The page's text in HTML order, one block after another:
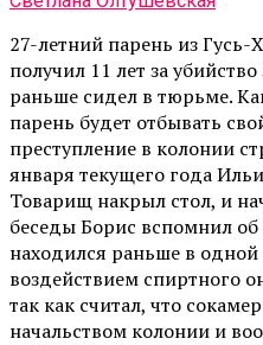
27-летний парень из
получил 11 лет за
раньше сидел в тюрьме.
парень будет отбывать
преступление в колонии
января текущего года
Товарищ накрыл стол, и
беседы Борис вспомнил
находился раньше в
воздействием спиртного
так как считал, что
начальством колонии и